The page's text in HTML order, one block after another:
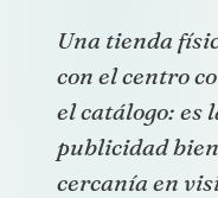
Una tienda
con el centro
el catálogo: es
publicidad
cercanía en